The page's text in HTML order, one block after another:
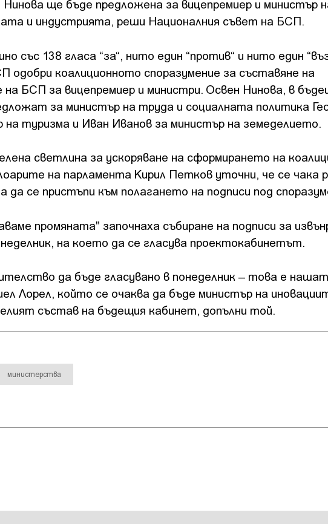
Нинова ще бъде предложена за вицепремиер и министър
и индустрията, реши Националния съвет на БСП.
със 138 гласа “за“, нито един “против“ и нито един
одобри коалиционното споразумение за съставяне на
БСП за вицепремиер и министри. Освен Нинова, в
за министър на труда и социалната политика
туризма и Иван Иванов за министър на земеделието.
светлина за ускоряване на сформирането на
на парламента Кирил Петков уточни, че се чака
да се пристъпи към полагането на подписи под
промяната" започнаха събиране на подписи за
на което да се гласува проектокабинетът.
да бъде гласувано в понеделник – това е
Лорел, който се очаква да бъде министър на
състав на бъдещия кабинет, допълни той.
министерства